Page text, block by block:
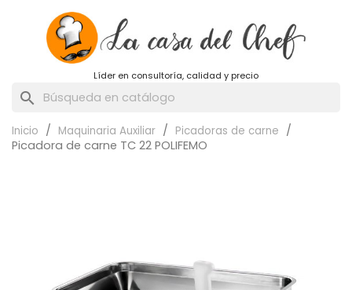
Líder en consultoría, calidad y precio
search
Inicio Maquinaria Auxiliar Picadoras de carne
Picadora de carne TC 22 POLIFEMO